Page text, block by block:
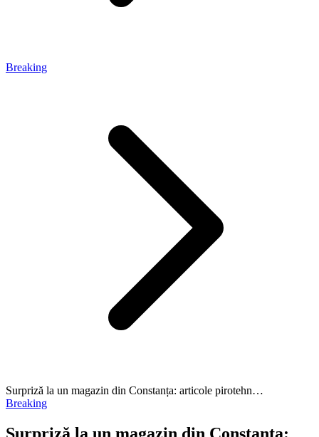
Breaking
Surpriză la un magazin din Constanța: articole pirotehn…
Breaking